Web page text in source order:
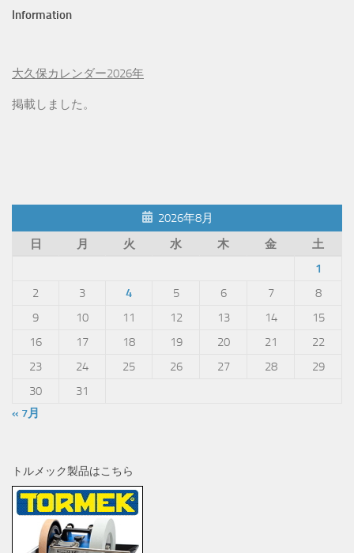
Information
大久保カレンダー2026年
掲載しました。
2026年8月
日
月 火 水 木 金
土
1
2
3 4 5 6 7
8
9
10 11 12 13 14
15
16
17 18 19 20 21
22
23
24 25 26 27 28
29
30
31
« 7月
トルメック製品はこちら